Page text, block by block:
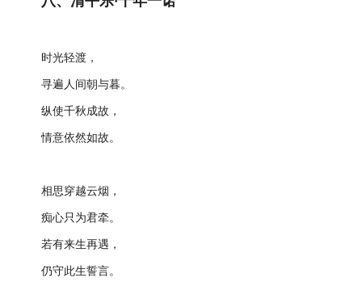
时光轻渡，
寻遍人间朝与暮。
纵使千秋成故，
情意依然如故。
相思穿越云烟，
痴心只为君牵。
若有来生再遇，
仍守此生誓言。